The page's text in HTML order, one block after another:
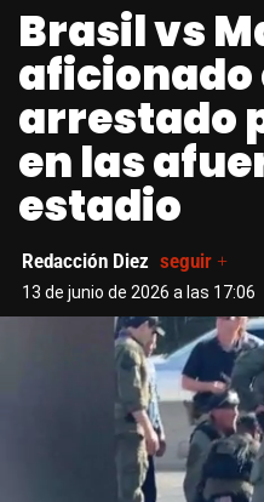
Brasil vs
aficionado
arrestado
en las
estadio
Redacción Diez seguir +
13 de junio de 2026 a las 17:06